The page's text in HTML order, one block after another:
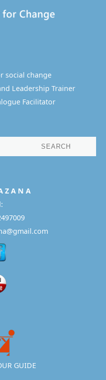
social change
Leadership Trainer
Facilitator
Z A N A